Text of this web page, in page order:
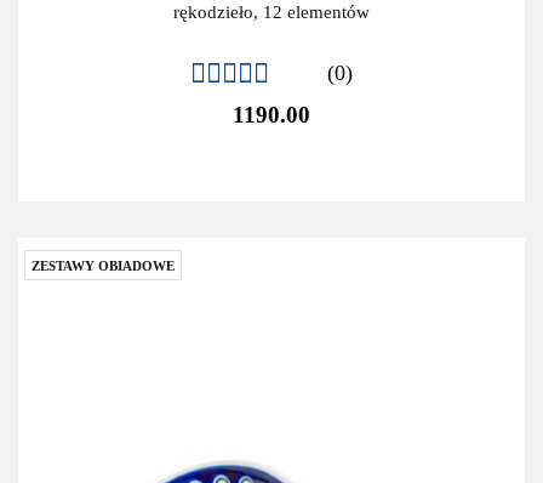
rękodzieło, 12 elementów
(0)
1190.00
ZESTAWY OBIADOWE